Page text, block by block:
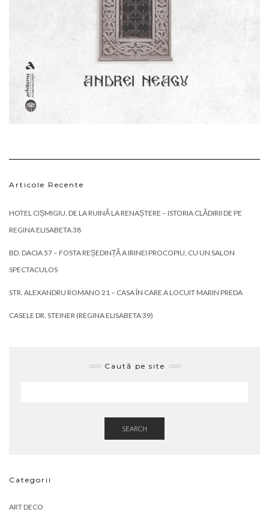
Articole Recente
HOTEL CIȘMIGIU, DE LA RUINĂ LA RENAȘTERE – ISTORIA CLĂDIRII DE PE
REGINA ELISABETA 38
BD. DACIA 57 – FOSTA REȘEDINȚĂ A IRINEI PROCOPIU, CU UN SALON
SPECTACULOS
STR. ALEXANDRU ROMANO 21 – CASA ÎN CARE A LOCUIT MARIN PREDA
CASELE DR. STEINER (REGINA ELISABETA 39)
Caută pe site
SEARCH
Categorii
ART DECO